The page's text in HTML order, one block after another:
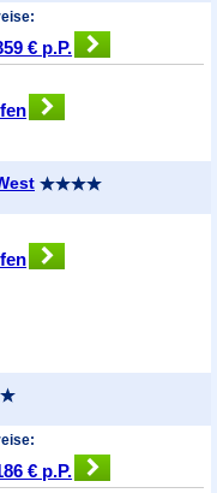
€ p.P.
€ p.P.